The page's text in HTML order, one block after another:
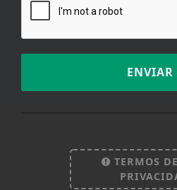
ENVIAR
TERMOS
entendemos que você
de Uso e Privacidade.
PARA MAIS INFORMAÇÕES,